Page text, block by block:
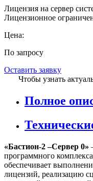
Лицензия на сервер
Лицензионное
Цена:
По запросу
Оставить заявку
Чтобы узнать
Полное
«Бастион-2 –Сервер 0»
программного
обеспечивает
лицензий, реализацию